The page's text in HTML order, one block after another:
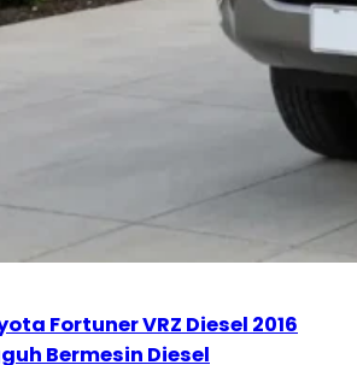
Fortuner VRZ Diesel 2016
Bermesin Diesel